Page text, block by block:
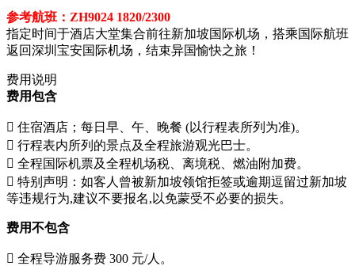
参考航班：ZH9024 1820/2300
指定时间于酒店大堂集合前往新加坡国际机场，搭乘国际航班
返回深圳宝安国际机场，结束异国愉快之旅！
费用说明
费用包含
 住宿酒店；每日早、午、晚餐 (以行程表所列为准)。
 行程表内所列的景点及全程旅游观光巴士。
 全程国际机票及全程机场税、离境税、燃油附加费。
 特别声明：如客人曾被新加坡领馆拒签或逾期逗留过新加坡
等违规行为,建议不要报名,以免蒙受不必要的损失。
费用不包含
 全程导游服务费 300 元/人。